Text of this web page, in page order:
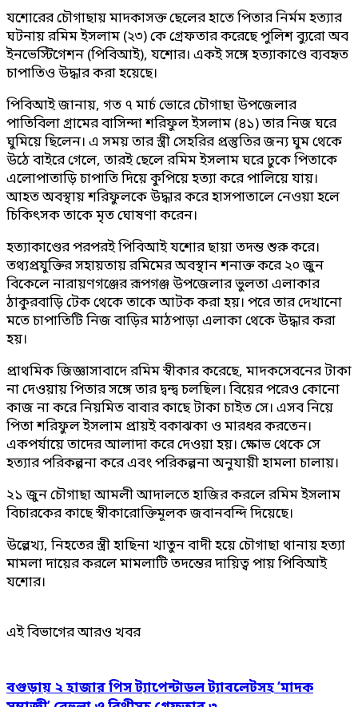
যশোরের চৌগাছায় মাদকাসক্ত ছেলের হাতে পিতার নির্মম হত্যার
ঘটনায় রমিম ইসলাম (২৩) কে গ্রেফতার করেছে পুলিশ ব্যুরো অব
ইনভেস্টিগেশন (পিবিআই), যশোর। একই সঙ্গে হত্যাকাণ্ডে ব্যবহৃত
চাপাতিও উদ্ধার করা হয়েছে।
পিবিআই জানায়, গত ৭ মার্চ ভোরে চৌগাছা উপজেলার
পাতিবিলা গ্রামের বাসিন্দা শরিফুল ইসলাম (৪১) তার নিজ ঘরে
ঘুমিয়ে ছিলেন। এ সময় তার স্ত্রী সেহরির প্রস্তুতির জন্য ঘুম থেকে
উঠে বাইরে গেলে, তারই ছেলে রমিম ইসলাম ঘরে ঢুকে পিতাকে
এলোপাতাড়ি চাপাতি দিয়ে কুপিয়ে হত্যা করে পালিয়ে যায়।
আহত অবস্থায় শরিফুলকে উদ্ধার করে হাসপাতালে নেওয়া হলে
চিকিৎসক তাকে মৃত ঘোষণা করেন।
হত্যাকাণ্ডের পরপরই পিবিআই যশোর ছায়া তদন্ত শুরু করে।
তথ্যপ্রযুক্তির সহায়তায় রমিমের অবস্থান শনাক্ত করে ২০ জুন
বিকেলে নারায়ণগঞ্জের রূপগঞ্জ উপজেলার ভুলতা এলাকার
ঠাকুরবাড়ি টেক থেকে তাকে আটক করা হয়। পরে তার দেখানো
মতে চাপাতিটি নিজ বাড়ির মাঠপাড়া এলাকা থেকে উদ্ধার করা
হয়।
প্রাথমিক জিজ্ঞাসাবাদে রমিম স্বীকার করেছে, মাদকসেবনের টাকা
না দেওয়ায় পিতার সঙ্গে তার দ্বন্দ্ব চলছিল। বিয়ের পরেও কোনো
কাজ না করে নিয়মিত বাবার কাছে টাকা চাইত সে। এসব নিয়ে
পিতা শরিফুল ইসলাম প্রায়ই বকাঝকা ও মারধর করতেন।
একপর্যায়ে তাদের আলাদা করে দেওয়া হয়। ক্ষোভ থেকে সে
হত্যার পরিকল্পনা করে এবং পরিকল্পনা অনুযায়ী হামলা চালায়।
২১ জুন চৌগাছা আমলী আদালতে হাজির করলে রমিম ইসলাম
বিচারকের কাছে স্বীকারোক্তিমূলক জবানবন্দি দিয়েছে।
উল্লেখ্য, নিহতের স্ত্রী হাছিনা খাতুন বাদী হয়ে চৌগাছা থানায় হত্যা
মামলা দায়ের করলে মামলাটি তদন্তের দায়িত্ব পায় পিবিআই
যশোর।
এই বিভাগের আরও খবর
বগুড়ায় ২ হাজার পিস ট্যাপেন্টাডল ট্যাবলেটসহ ‘মাদক